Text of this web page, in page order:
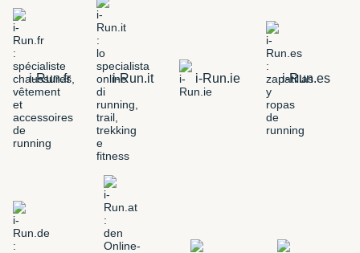
i-Run.fr i-Run.it i-Run.ie i-Run.es